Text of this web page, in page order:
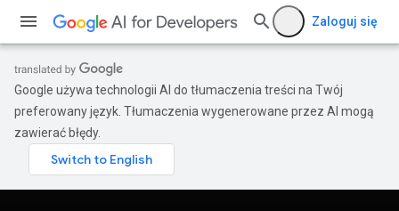
Zaloguj się
Google używa technologii AI do tłumaczenia treści na Twój
preferowany język. Tłumaczenia wygenerowane przez AI mogą
zawierać błędy.